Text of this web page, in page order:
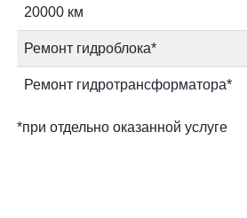
20000 км
Ремонт гидроблока*
Ремонт гидротрансформатора*
*при отдельно оказанной услуге